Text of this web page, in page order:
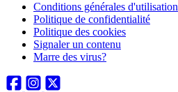
Conditions générales d'utilisation
Politique de confidentialité
Politique des cookies
Signaler un contenu
Marre des virus?